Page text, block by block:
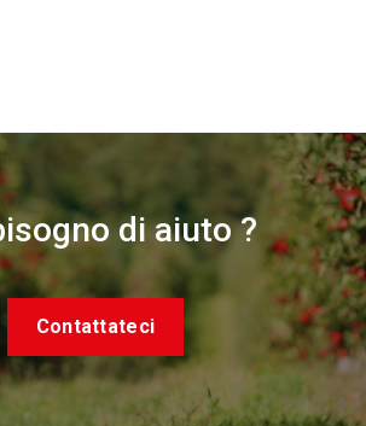
di aiuto ?
Contattateci